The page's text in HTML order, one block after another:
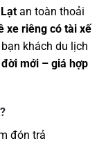
an toàn thoải
xe riêng có tài xế
khách du lịch
mới – giá hợp
đón trả